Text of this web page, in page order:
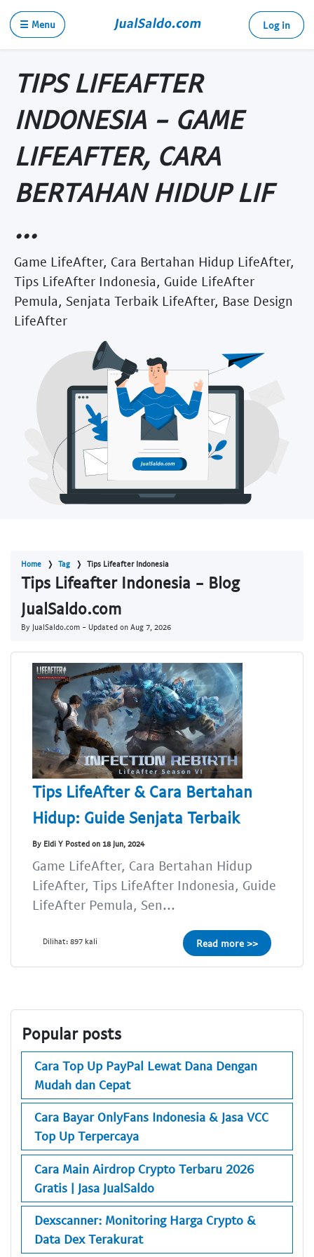
☰ Menu Log in
TIPS LIFEAFTER
INDONESIA - GAME
LIFEAFTER, CARA
BERTAHAN HIDUP LIF
...
Game LifeAfter, Cara Bertahan Hidup LifeAfter,
Tips LifeAfter Indonesia, Guide LifeAfter
Pemula, Senjata Terbaik LifeAfter, Base Design
LifeAfter
Home Tag Tips Lifeafter Indonesia
Tips Lifeafter Indonesia - Blog
JualSaldo.com
By JualSaldo.com - Updated on Aug 7, 2026
Tips LifeAfter & Cara Bertahan
Hidup: Guide Senjata Terbaik
By Eldi Y Posted on 18 Jun, 2024
Game LifeAfter, Cara Bertahan Hidup
LifeAfter, Tips LifeAfter Indonesia, Guide
LifeAfter Pemula, Sen...
Dilihat: 897 kali Read more >>
Popular posts
Cara Top Up PayPal Lewat Dana Dengan
Mudah dan Cepat
Cara Bayar OnlyFans Indonesia & Jasa VCC
Top Up Terpercaya
Cara Main Airdrop Crypto Terbaru 2026
Gratis | Jasa JualSaldo
Dexscanner: Monitoring Harga Crypto &
Data Dex Terakurat